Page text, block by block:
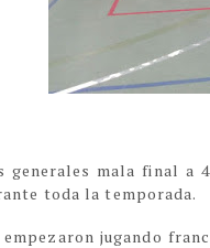
generales mala final a
toda la temporada.
jugando